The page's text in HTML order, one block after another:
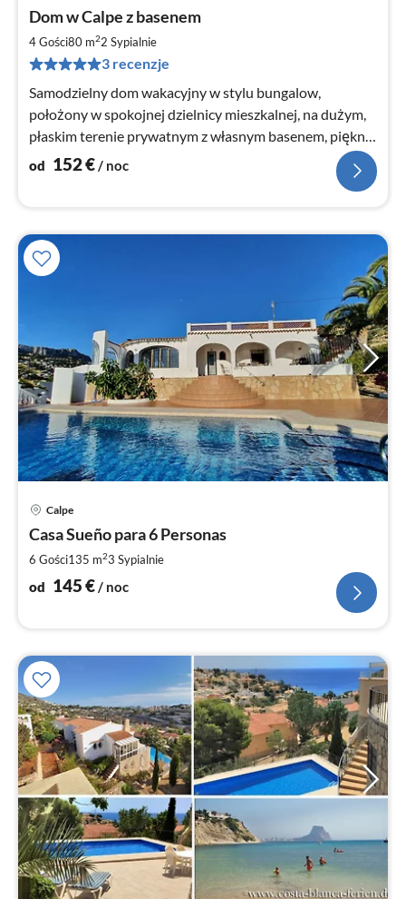
Dom w Calpe z basenem
4 Gości80 m22 Sypialnie
3 recenzje
Samodzielny dom wakacyjny w stylu bungalow,
położony w spokojnej dzielnicy mieszkalnej, na dużym,
płaskim terenie prywatnym z własnym basenem, pięknie
urządzony i dobrze wyposażony.
od 152€/ noc
Calpe
Casa Sueño para 6 Personas
6 Gości135 m23 Sypialnie
od 145€/ noc